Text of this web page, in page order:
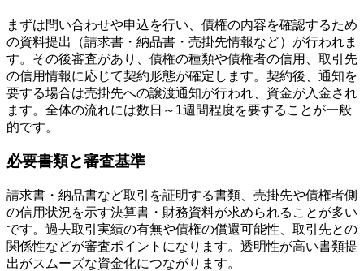
まずは問い合わせや申込を行い、債権の内容を確認するため
の資料提出（請求書・納品書・売掛先情報など）が行われま
す。その後審査があり、債権の種類や債権者の信用、取引先
の信用情報に応じて契約形態が確定します。契約後、通知を
要する場合は売掛先への譲渡通知が行われ、資金が入金され
ます。全体の流れには数日～1週間程度を要することが一般
的です。
必要書類と審査基準
請求書・納品書など取引を証明する書類、売掛先や債権者側
の信用状況を示す決算書・財務資料が求められることが多い
です。過去取引実績の有無や債権の償還可能性、取引先との
関係性などが審査ポイントになります。透明性が高い書類提
出がスムーズな資金化につながります。